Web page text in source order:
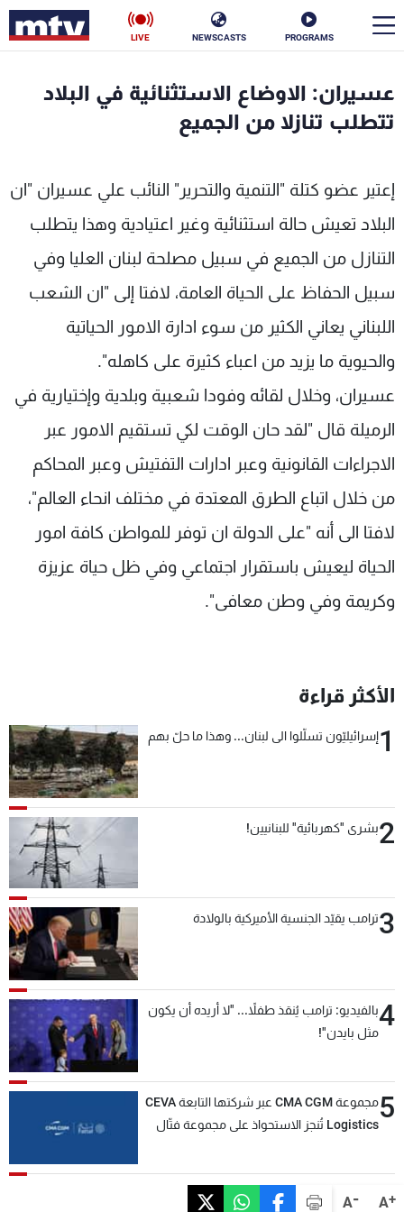
PROGRAMS
NEWSCASTS
LIVE
A+
A-
عسيران: الاوضاع الاستثنائية في البلاد
تتطلب تنازلا من الجميع
إعتير عضو كتلة "التنمية والتحرير" النائب علي عسيران "ان
البلاد تعيش حالة استثنائية وغير اعتيادية وهذا يتطلب
التنازل من الجميع في سبيل مصلحة لبنان العليا وفي
سبيل الحفاظ على الحياة العامة، لافتا إلى "ان الشعب
اللبناني يعاني الكثير من سوء ادارة الامور الحياتية
والحيوية ما يزيد من اعباء كثيرة على كاهله".
عسيران، وخلال لقائه وفودا شعبية وبلدية وإختيارية في
الرميلة قال "لقد حان الوقت لكي تستقيم الامور عبر
الاجراءات القانونية وعبر ادارات التفتيش وعبر المحاكم
من خلال اتباع الطرق المعتدة في مختلف انحاء العالم"،
لافتا الى أنه "على الدولة ان توفر للمواطن كافة امور
الحياة ليعيش باستقرار اجتماعي وفي ظل حياة عزيزة
وكريمة وفي وطن معافى".
الأكثر قراءة
1إسرائيليّون تسلّلوا الى لبنان... وهذا ما حلّ بهم
2بشرى "كهربائية" للبنانيين!
3ترامب يقيّد الجنسية الأميركية بالولادة
4بالفيديو: ترامب يُنقذ طفلاً... "لا أريده أن يكون
مثل بايدن"!
5
مجموعة CMA CGM عبر شركتها التابعة CEVA
Logistics تُنجز الاستحواذ على مجموعة فتّال
الأخبار
إقتصاد
منوعات رياضة
كأس العالم
البرامج
جدول البرامج
شاهد البرامج
عن MTV
الإنـتـاج
لاعلاناتكم
وظائف
تواصل معنا
شروط الإسـتخدام
سياسة الخصوصية